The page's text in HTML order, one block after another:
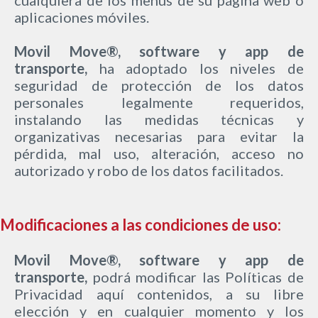
aplicaciones móviles.
Movil Move®, software y app de
transporte, ha adoptado los niveles de
seguridad de protección de los datos
personales legalmente requeridos,
instalando las medidas técnicas y
organizativas necesarias para evitar la
pérdida, mal uso, alteración, acceso no
autorizado y robo de los datos facilitados.
Modificaciones a las condiciones de uso:
Movil Move®, software y app de
transporte, podrá modificar las Políticas de
Privacidad aquí contenidos, a su libre
elección y en cualquier momento y los